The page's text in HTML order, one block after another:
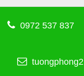
0972 537 837